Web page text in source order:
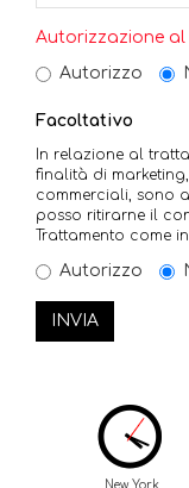
Autorizzazione
Autorizzo
Facoltativo
In relazione al
finalità di marketing, attività
commerciali, sono
posso ritirarne il
Trattamento come
Autorizzo
INVIA
New York